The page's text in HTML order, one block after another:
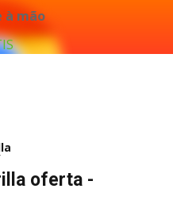
à mão
oferta -